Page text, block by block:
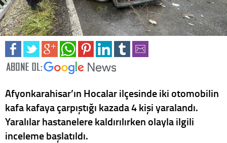
Afyonkarahisar’ın Hocalar ilçesinde iki otomobilin
kafa kafaya çarpıştığı kazada 4 kişi yaralandı.
Yaralılar hastanelere kaldırılırken olayla ilgili
inceleme başlatıldı.